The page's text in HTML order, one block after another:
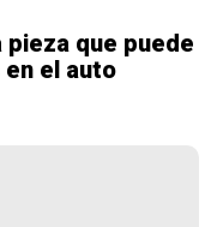
que puede
el auto